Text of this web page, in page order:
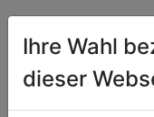
Versandmaße
Ihre Wahl
dieser